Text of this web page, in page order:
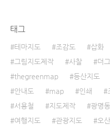
태그
테마지도 조감도 삽화
그림지도제작
사찰 더
thegreenmap
등산지도
안내도
map 인쇄
서용철
지도제작 광명
여행지도
관광지도 오산